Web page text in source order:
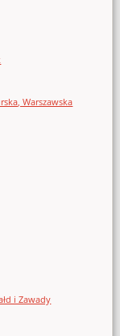
Warszawska
i Zawady